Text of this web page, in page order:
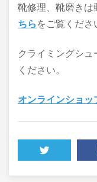
靴修理、靴磨きは
ちら をご覧くださ
クライミングシ
ください。
オンラインショッ